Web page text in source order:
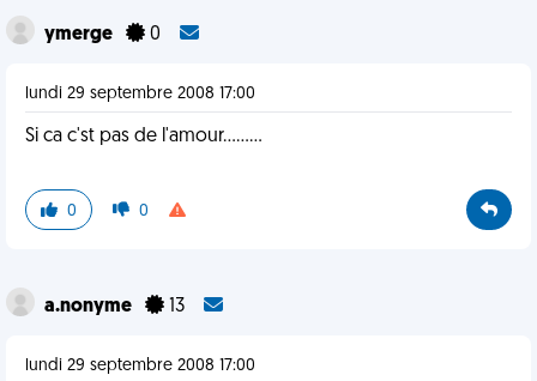
ymerge 0
lundi 29 septembre 2008 17:00
Si ca c'st pas de l'amour.........
0 0
a.nonyme 13
lundi 29 septembre 2008 17:00